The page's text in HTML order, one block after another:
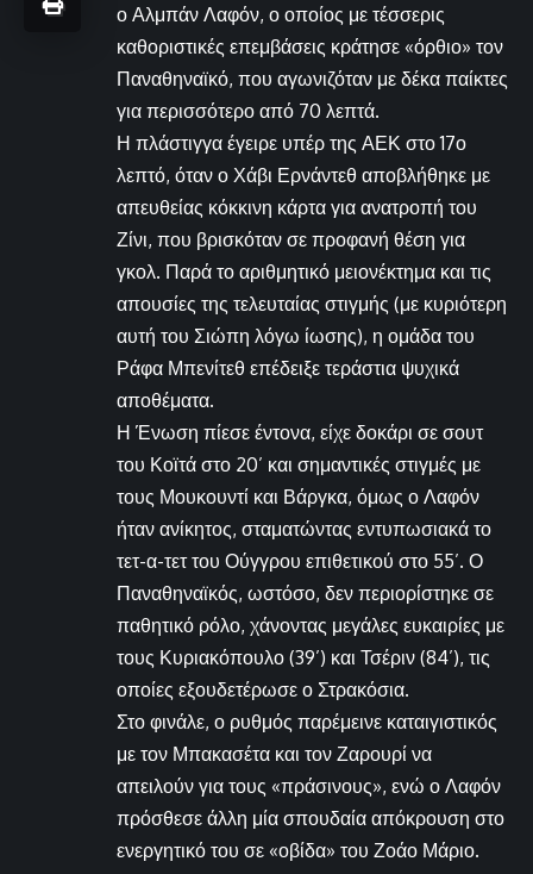
ο Αλμπάν Λαφόν, ο οποίος με τέσσερις
καθοριστικές επεμβάσεις κράτησε «όρθιο» τον
Παναθηναϊκό, που αγωνιζόταν με δέκα παίκτες
για περισσότερο από 70 λεπτά.
Η πλάστιγγα έγειρε υπέρ της ΑΕΚ στο 17ο
λεπτό, όταν ο Χάβι Ερνάντεθ αποβλήθηκε με
απευθείας κόκκινη κάρτα για ανατροπή του
Ζίνι, που βρισκόταν σε προφανή θέση για
γκολ. Παρά το αριθμητικό μειονέκτημα και τις
απουσίες της τελευταίας στιγμής (με κυριότερη
αυτή του Σιώπη λόγω ίωσης), η ομάδα του
Ράφα Μπενίτεθ επέδειξε τεράστια ψυχικά
αποθέματα.
Η Ένωση πίεσε έντονα, είχε δοκάρι σε σουτ
του Κοϊτά στο 20’ και σημαντικές στιγμές με
τους Μουκουντί και Βάργκα, όμως ο Λαφόν
ήταν ανίκητος, σταματώντας εντυπωσιακά το
τετ-α-τετ του Ούγγρου επιθετικού στο 55’. Ο
Παναθηναϊκός, ωστόσο, δεν περιορίστηκε σε
παθητικό ρόλο, χάνοντας μεγάλες ευκαιρίες με
τους Κυριακόπουλο (39’) και Τσέριν (84’), τις
οποίες εξουδετέρωσε ο Στρακόσια.
Στο φινάλε, ο ρυθμός παρέμεινε καταιγιστικός
με τον Μπακασέτα και τον Ζαρουρί να
απειλούν για τους «πράσινους», ενώ ο Λαφόν
πρόσθεσε άλλη μία σπουδαία απόκρουση στο
ενεργητικό του σε «οβίδα» του Ζοάο Μάριο.